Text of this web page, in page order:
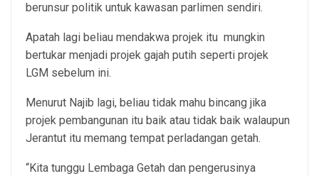
berunsur politik untuk kawasan parlimen sendiri.
Apatah lagi beliau mendakwa projek itu mungkin
bertukar menjadi projek gajah putih seperti projek
LGM sebelum ini.
Menurut Najib lagi, beliau tidak mahu bincang jika
projek pembangunan itu baik atau tidak baik walaupun
Jerantut itu memang tempat perladangan getah.
“Kita tunggu Lembaga Getah dan pengerusinya